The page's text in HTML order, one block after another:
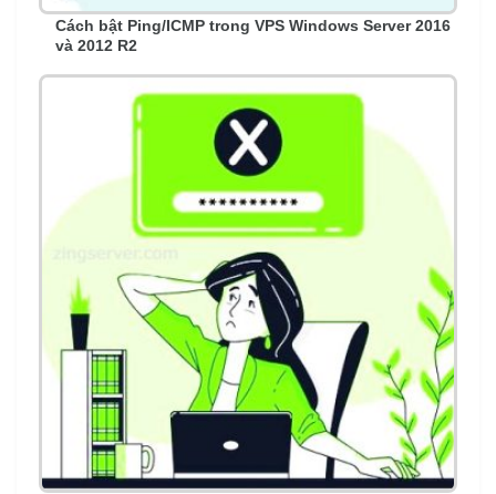
Cách bật Ping/ICMP trong VPS Windows Server 2016
và 2012 R2